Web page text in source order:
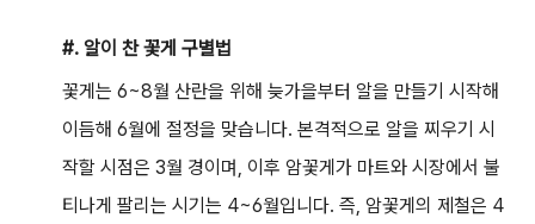
#. 알이 찬 꽃게 구별법
꽃게는 6~8월 산란을 위해 늦가을부터 알을 만들기 시작해
이듬해 6월에 절정을 맞습니다. 본격적으로 알을 찌우기 시
작할 시점은 3월 경이며, 이후 암꽃게가 마트와 시장에서 불
티나게 팔리는 시기는 4~6월입니다. 즉, 암꽃게의 제철은 4